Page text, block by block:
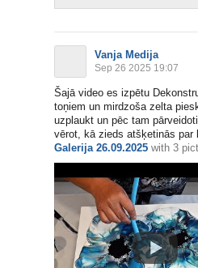
Vanja Medija
Sep 26 2025 19:07
Šajā video es izpētu
toņiem un mirdzoša zelta
uzplaukt un pēc tam
vērot, kā zieds atšķetinās par
Galerija 26.09.2025 with 3